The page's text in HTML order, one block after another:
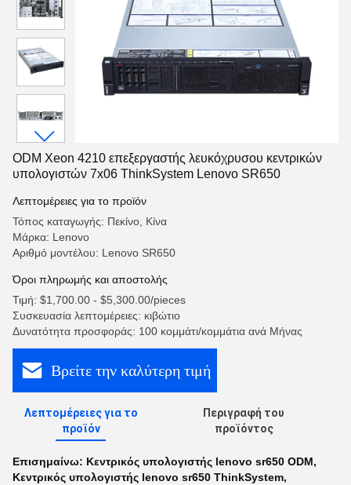
ODM Xeon 4210 επεξεργαστής λευκόχρυσου κεντρικών
υπολογιστών 7x06 ThinkSystem Lenovo SR650
Λεπτομέρειες για το προϊόν
Τόπος καταγωγής: Πεκίνο, Κίνα
Μάρκα: Lenovo
Αριθμό μοντέλου: Lenovo SR650
Όροι πληρωμής και αποστολής
Τιμή: $1,700.00 - $5,300.00/pieces
Συσκευασία λεπτομέρειες: κιβώτιο
Δυνατότητα προσφοράς: 100 κομμάτι/κομμάτια ανά Μήνας
Βρείτε την καλύτερη τιμή
Λεπτομέρειες για το
προϊόν
Περιγραφή του
προϊόντος
Επισημαίνω: Κεντρικός υπολογιστής lenovo sr650 ODM,
Κεντρικός υπολογιστής lenovo sr650 ThinkSystem,